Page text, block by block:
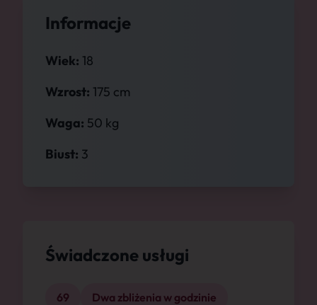
Informacje
Wiek: 18
Wzrost: 175 cm
Waga: 50 kg
Biust: 3
Świadczone usługi
69
Dwa zbliżenia w godzinie